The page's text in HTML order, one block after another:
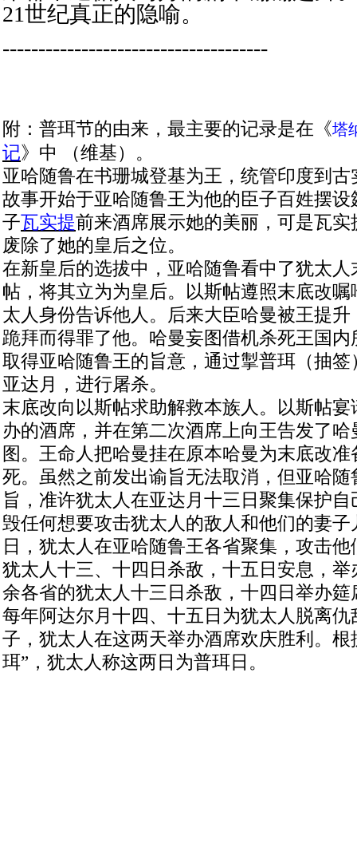
21世纪真正的隐喻。
-------------------------------------
附：普珥节的由来，最主要的记录是在《塔
记》中 （维基）。
亚哈随鲁在书珊城登基为王，统管印度到
故事开始于亚哈随鲁王为他的臣子百姓摆
子瓦实提前来酒席展示她的美丽，可是瓦
废除了她的皇后之位。
在新皇后的选拔中，亚哈随鲁看中了犹太
帖，将其立为为皇后。以斯帖遵照末底改
太人身份告诉他人。后来大臣哈曼被王提
跪拜而得罪了他。哈曼妄图借机杀死王国
取得亚哈随鲁王的旨意，通过掣普珥（抽
亚达月，进行屠杀。
末底改向以斯帖求助解救本族人。以斯帖
办的酒席，并在第二次酒席上向王告发了
图。王命人把哈曼挂在原本哈曼为末底改
死。虽然之前发出谕旨无法取消，但亚哈
旨，准许犹太人在亚达月十三日聚集保护
毁任何想要攻击犹太人的敌人和他们的妻
日，犹太人在亚哈随鲁王各省聚集，攻击
犹太人十三、十四日杀敌，十五日安息，
余各省的犹太人十三日杀敌，十四日举办
每年阿达尔月十四、十五日为犹太人脱离
子，犹太人在这两天举办酒席欢庆胜利。根
珥” ，犹太人称这两日为普珥日。